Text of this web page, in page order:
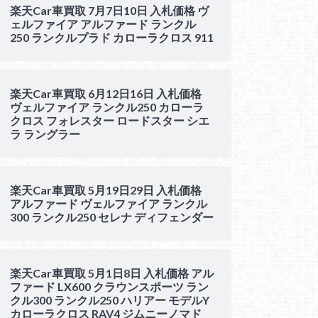
楽天Car車買取 7月7日10日 入札価格 ヴ
ェルファイア アルファード ランクル
250 ランクルプラド カローラクロス 911
楽天Car車買取 6月12日16日 入札価格
ヴェルファイア ランクル250 カローラ
クロス フォレスター ロードスター シエ
ラ ラングラー
楽天Car車買取 5月19日29日 入札価格
アルファード ヴェルファイア ランクル
300 ランクル250 セレナ ディフェンダー
楽天Car車買取 5月1日8日 入札価格 アル
ファード LX600 クラウンスポーツ ラン
クル300 ランクル250 ハリアー モデルY
カローラクロス RAV4 ジムニーノマド